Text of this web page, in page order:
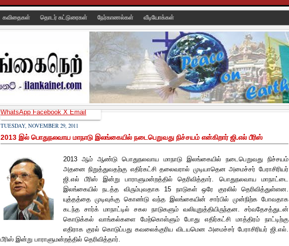
கவிதைகள் தொடர் கட்டுரைகள் நேர்காணல்கள் வீடியோக்கள்
TUESDAY, NOVEMBER 29, 2011
2013 இல் பொதுநலவாய மாநாடு இலங்கையில் நடைபெறுவது நிச்சயம் என்கிறார் ஜி.எல் பீரிஸ்
2013 ஆம் ஆண்டு பொதுநலவாய மாநாடு இலங்கையில் நடைபெறுவது நிச்சயம்
அதனை நிறுத்துவதற்கு எதிர்கட்சி தலைவரால் முடியாதென அமைச்சர் பேராசிரியர்
ஜி.எல் பீரிஸ் இன்று பாராளுமன்றத்தில் தெரிவித்தார். பொதுநலவாய மாநாட்டை
இலங்கையில் நடத்த விரும்புவதாக 15 நாடுகள் ஒரே குரலில் தெரிவித்துள்ளன.
யுத்தத்தை முடிவுக்கு கொண்டு வந்த இலங்கையின் சார்பில் முன்நிற்க போவதாக
கடந்த சார்க் மாநாட்டில் சகல நாடுகளும் வலியுறுத்தியிருந்தன. சர்வதேசத்துடன்
கொடுக்கல் வாங்கல்களை மேற்கொள்ளும் போது எதிர்கட்சி மாத்திரம் நாட்டிற்கு
எதிராக குரல் கொடுப்பது கவலைக்குரிய விடயமென அமைச்சர் பேராசிரியர் ஜி.எல்.
பீரிஸ் இன்று பாராளுமன்றத்தில் தெரிவித்தார்.
WhatsAppFacebookXEmail